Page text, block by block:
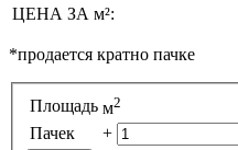
ЦЕНА ЗА м²:
*продается кратно пачке
Площадь м2
Пачек +